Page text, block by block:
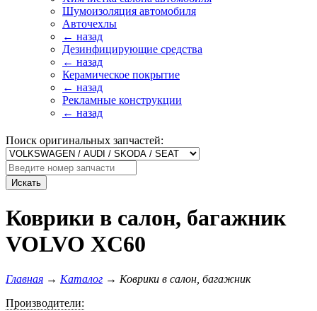
Шумоизоляция автомобиля
Авточехлы
← назад
Дезинфицирующие средства
← назад
Керамическое покрытие
← назад
Рекламные конструкции
← назад
Поиск оригинальных запчастей:
Искать
Коврики в салон, багажник
VOLVO XC60
Главная → Каталог → Коврики в салон, багажник
Производители: